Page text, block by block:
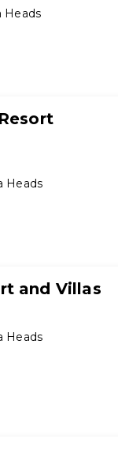
Heads
Heads
and Villas
Heads